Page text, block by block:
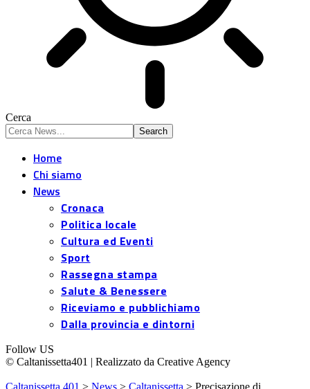
Cerca
Home
Chi siamo
News
Cronaca
Politica locale
Cultura ed Eventi
Sport
Rassegna stampa
Salute & Benessere
Riceviamo e pubblichiamo
Dalla provincia e dintorni
Follow US
© Caltanissetta401 | Realizzato da Creative Agency
Caltanissetta 401 > News > Caltanissetta > Precisazione di